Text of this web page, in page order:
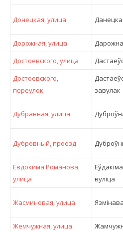
Донецкая, улица
Дорожная, улица
Достоевского, улица
Достоевского,
переулок
завулак
Дубравная, улица
Дубровный, проезд
Евдокима Романова,
улица
вулiца
Жасминовая, улица
Жемчужная, улица